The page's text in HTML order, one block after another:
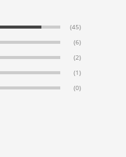
(45)
(6)
(2)
(1)
(0)